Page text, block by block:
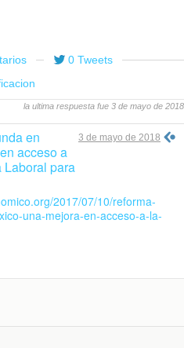
0 Tweets
la ultima respuesta fue 3 de mayo de 2018
en
acceso a
Laboral para
3 de mayo de 2018
2017/07/10/reforma-
una-mejora-en-acceso-a-la-